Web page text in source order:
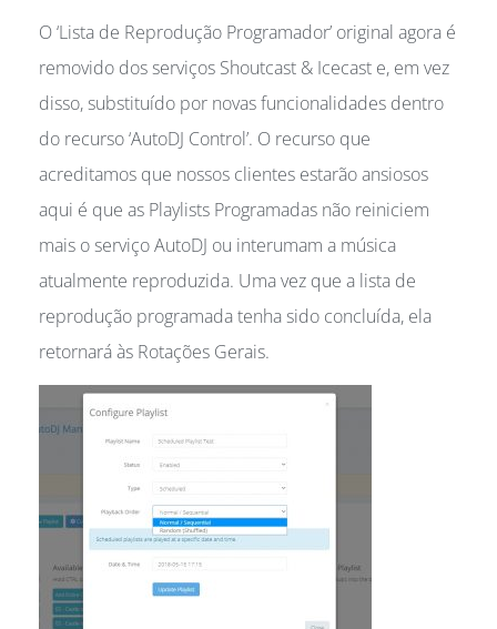
O ‘Lista de Reprodução Programador’ original agora é
removido dos serviços Shoutcast & Icecast e, em vez
disso, substituído por novas funcionalidades dentro
do recurso ‘AutoDJ Control’. O recurso que
acreditamos que nossos clientes estarão ansiosos
aqui é que as Playlists Programadas não reiniciem
mais o serviço AutoDJ ou interumam a música
atualmente reproduzida. Uma vez que a lista de
reprodução programada tenha sido concluída, ela
retornará às Rotações Gerais.